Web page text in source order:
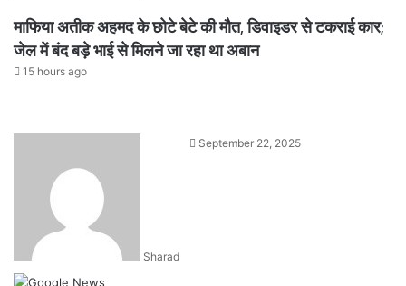
माफिया अतीक अहमद के छोटे बेटे की मौत, डिवाइडर से टकराई कार;
जेल में बंद बड़े भाई से मिलने जा रहा था अबान
15 hours ago
Sharad
SendSeptember 22, 2025